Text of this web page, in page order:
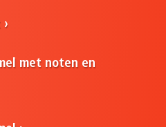
met noten en